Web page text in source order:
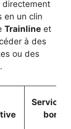
directement
en un clin
Trainline et
à des
ou des
Services
bord